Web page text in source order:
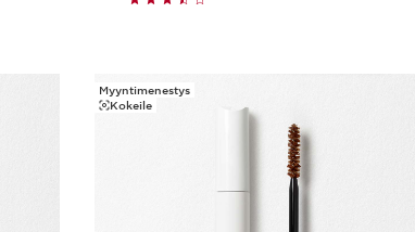
Myyntimenestys
Kokeile